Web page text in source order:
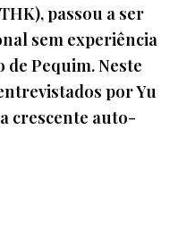
passou a ser
sem experiência
Pequim. Neste
por Yu
crescente auto-